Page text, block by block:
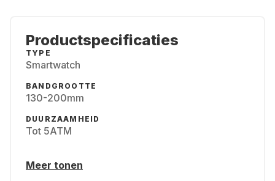
Productspecificaties
TYPE
Smartwatch
BANDGROOTTE
130-200mm
DUURZAAMHEID
Tot 5ATM
Meer tonen